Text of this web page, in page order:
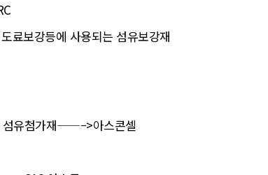
료보강등에 사용되는 섬유보강재
섬유첨가재——–>아스콘셀